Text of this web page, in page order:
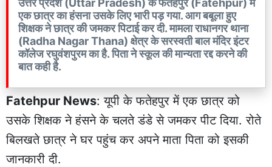
एक छात्र का हंसना उसके लिए भारी पड़ गया. आग बबूला हुए
शिक्षक ने छात्र की जमकर पिटाई कर दी. मामला राधानगर थाना
(Radha Nagar Thana) क्षेत्र के सरस्वती बाल मंदिर इंटर
कॉलेज रघुवंशपुरम का है. पिता ने स्कूल की मान्यता रद्द करने की
बात कही है.
Fatehpur News: यूपी केफतेहपुर में एक छात्र को
उसके शिक्षक ने हंसने के चलते डंडे से जमकर पीट दिया. रोते
बिलखते छात्र ने घर पहुंच कर अपने माता पिता को इसकी
जानकारी दी.